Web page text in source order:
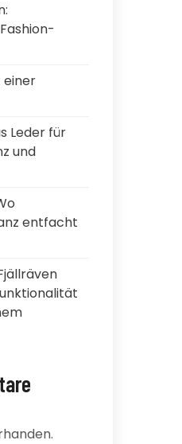
einer
Leder für
und
entfacht